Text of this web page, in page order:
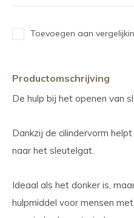
Toevoegen aan
Productomschrijving
De hulp bij het openen van
Dankzij de cilindervorm
naar het sleutelgat.
Ideaal als het donker is,
hulpmiddel voor mensen